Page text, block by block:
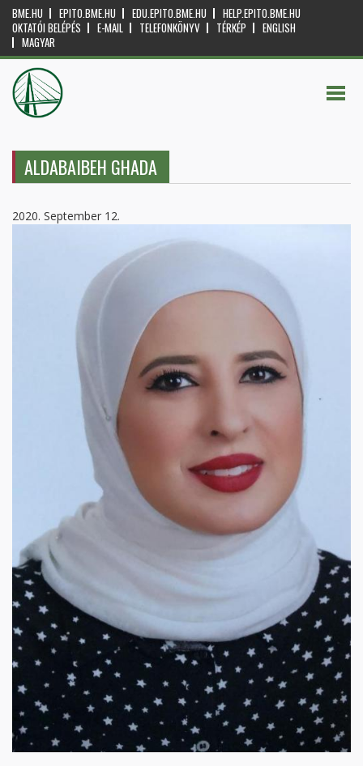
BME.HU EPITO.BME.HU EDU.EPITO.BME.HU
HELP.EPITO.BME.HU
OKTATÓI BELÉPÉS
E-MAIL TELEFONKÖNYV TÉRKÉP
ENGLISH
MAGYAR
ALDABAIBEH GHADA
2020. September 12.